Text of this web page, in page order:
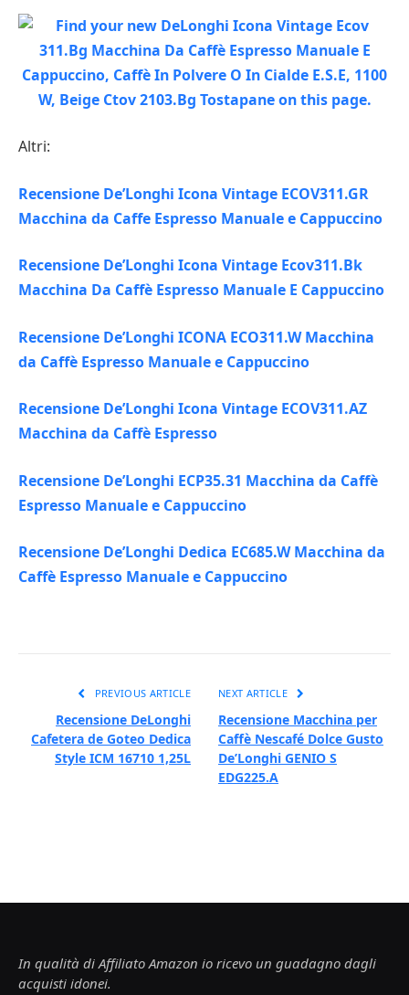
Altri:
Recensione De’Longhi Icona Vintage ECOV311.GR
Macchina da Caffe Espresso Manuale e Cappuccino
Recensione De’Longhi Icona Vintage Ecov311.Bk
Macchina Da Caffè Espresso Manuale E Cappuccino
Recensione De’Longhi ICONA ECO311.W Macchina
da Caffè Espresso Manuale e Cappuccino
Recensione De’Longhi Icona Vintage ECOV311.AZ
Macchina da Caffè Espresso
Recensione De’Longhi ECP35.31 Macchina da Caffè
Espresso Manuale e Cappuccino
Recensione De’Longhi Dedica EC685.W Macchina da
Caffè Espresso Manuale e Cappuccino
PREVIOUS ARTICLE
Recensione DeLonghi
Cafetera de Goteo Dedica
Style ICM 16710 1,25L
NEXT ARTICLE
Recensione Macchina per
Caffè Nescafé Dolce Gusto
De’Longhi GENIO S
EDG225.A
In qualità di Affiliato Amazon io ricevo un guadagno dagli
acquisti idonei.